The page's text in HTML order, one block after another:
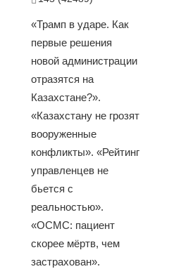
«Трамп в ударе. Как
первые решения
новой администрации
отразятся на
Казахстане?».
«Казахстану не грозят
вооруженные
конфликты». «Рейтинг
управленцев не
бьется с
реальностью».
«ОСМС: пациент
скорее мёртв, чем
застрахован».